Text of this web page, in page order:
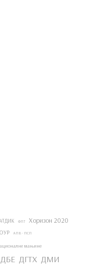
ФП7 Хоризон 2020
АПВ - ПСП
мањине
ДБЕ ДГТХ ДМИ